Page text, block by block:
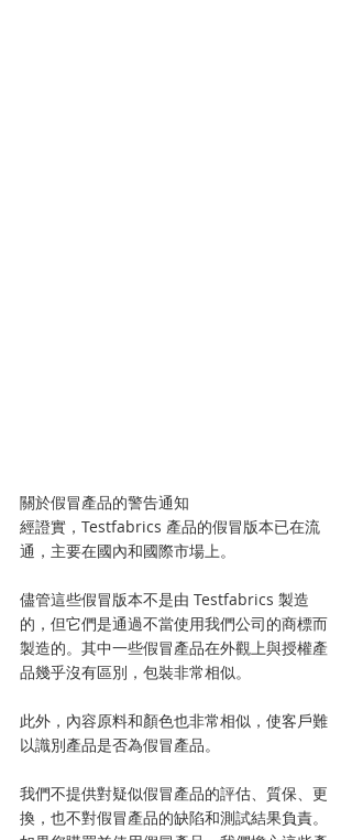
關於假冒產品的警告通知
經證實，Testfabrics 產品的假冒版本已在流
通，主要在國內和國際市場上。
儘管這些假冒版本不是由 Testfabrics 製造
的，但它們是通過不當使用我們公司的商標而
製造的。其中一些假冒產品在外觀上與授權產
品幾乎沒有區別，包裝非常相似。
此外，內容原料和顏色也非常相似，使客戶難
以識別產品是否為假冒產品。
我們不提供對疑似假冒產品的評估、質保、更
換，也不對假冒產品的缺陷和測試結果負責。